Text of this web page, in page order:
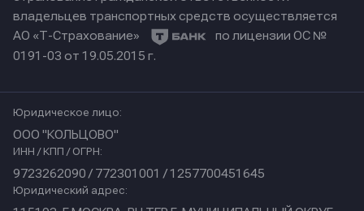
владельцев транспортных средств осуществляется
АО «Т-Страхование»
по лицензии ОС №
0191-03 от 19.05.2015 г.
Юридическое лицо:
ООО "КОЛЬЦОВО"
ИНН / КПП / ОГРН:
9723262090 / 772301001 / 1257700451645
Юридический адрес: